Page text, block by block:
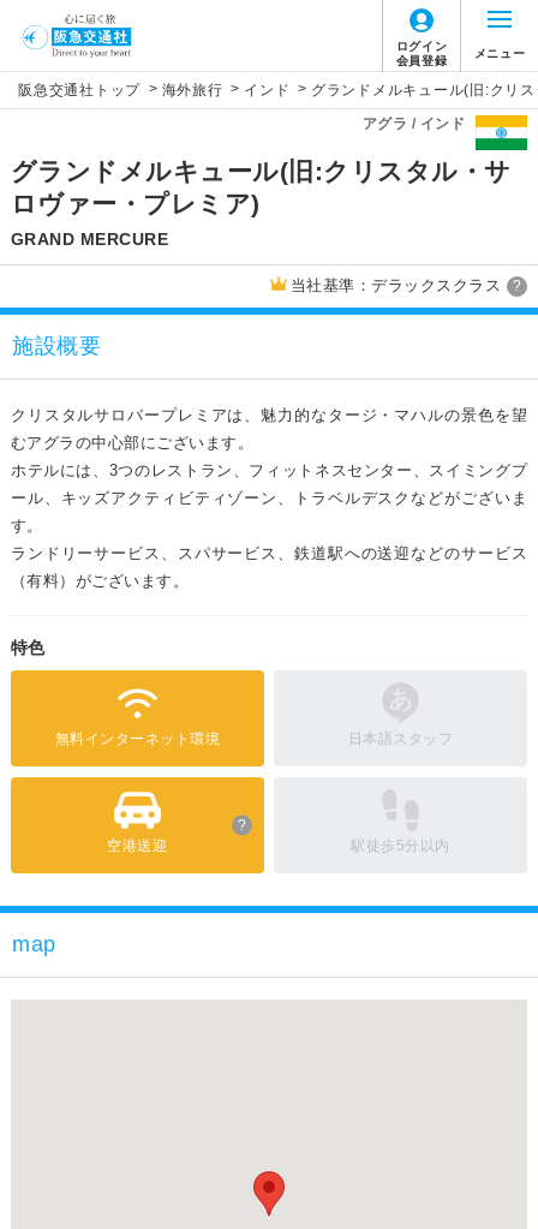
ログイン
会員登録
メニュー
阪急交通社トップ > 海外旅行 > インド > グランドメルキュール(旧:クリ
アグラ / インド
グランドメルキュール(旧:クリスタル・サ
ロヴァー・プレミア)
GRAND MERCURE
当社基準：デラックスクラス ?
施設概要
クリスタルサロバープレミアは、魅力的なタージ・マハルの景色を望
むアグラの中心部にございます。
ホテルには、3つのレストラン、フィットネスセンター、スイミングプ
ール、キッズアクティビティゾーン、トラベルデスクなどがございま
す。
ランドリーサービス、スパサービス、鉄道駅への送迎などのサービス
（有料）がございます。
特色
無料インターネット環境 日本語スタッフ
空港送迎
?
駅徒歩5分以内
map